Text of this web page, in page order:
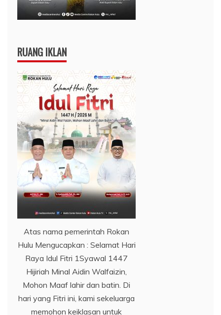
RUANG IKLAN
Atas nama pemerintah Rokan
Hulu Mengucapkan : Selamat Hari
Raya Idul Fitri 1Syawal 1447
Hijiriah Minal Aidin Walfaizin,
Mohon Maaf lahir dan batin. Di
hari yang Fitri ini, kami sekeluarga
memohon keiklasan untuk